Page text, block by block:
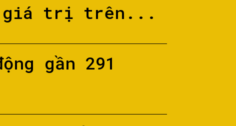
giá trị trên...
gần 291